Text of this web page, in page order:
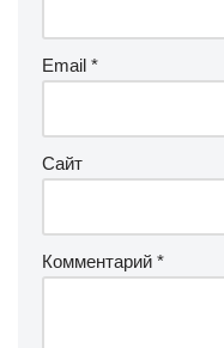
Email *
Сайт
Комментарий *